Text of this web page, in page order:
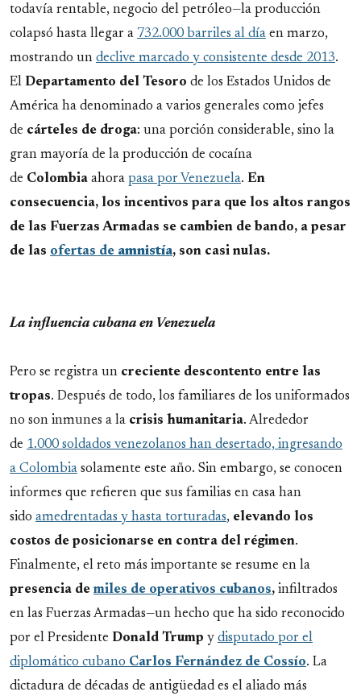
todavía rentable, negocio del petróleo—la producción
colapsó hasta llegar a 732.000 barriles al día en marzo,
mostrando un declive marcado y consistente desde 2013.
El Departamento del Tesoro de los Estados Unidos de
América ha denominado a varios generales como jefes
de cárteles de droga: una porción considerable, sino la
gran mayoría de la producción de cocaína
de Colombia ahora pasa por Venezuela. En
consecuencia, los incentivos para que los altos rangos
de las Fuerzas Armadas se cambien de bando, a pesar
de las ofertas de amnistía, son casi nulas.
La influencia cubana en Venezuela
Pero se registra un creciente descontento entre las
tropas. Después de todo, los familiares de los uniformados
no son inmunes a la crisis humanitaria. Alrededor
de 1.000 soldados venezolanos han desertado, ingresando
a Colombia solamente este año. Sin embargo, se conocen
informes que refieren que sus familias en casa han
sido amedrentadas y hasta torturadas, elevando los
costos de posicionarse en contra del régimen.
Finalmente, el reto más importante se resume en la
presencia de miles de operativos cubanos, infiltrados
en las Fuerzas Armadas—un hecho que ha sido reconocido
por el Presidente Donald Trump y disputado por el
diplomático cubano Carlos Fernández de Cossío. La
dictadura de décadas de antigüedad es el aliado más